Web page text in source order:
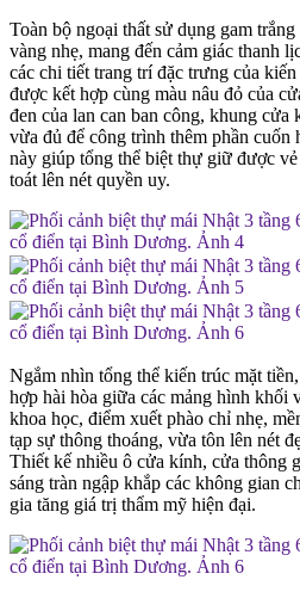
Toàn bộ ngoại thất sử dụng gam
vàng nhẹ, mang đến cảm giác thanh
các chi tiết trang trí đặc trưng của
được kết hợp cùng màu nâu đỏ của
đen của lan can ban công, khung cửa
vừa đủ để công trình thêm phần cuốn
này giúp tổng thể biệt thự giữ được
toát lên nét quyền uy.
Ngắm nhìn tổng thể kiến trúc mặt
hợp hài hòa giữa các mảng hình khối
khoa học, điểm xuết phào chỉ nhẹ,
tạp sự thông thoáng, vừa tôn lên nét
Thiết kế nhiều ô cửa kính, cửa thông
sáng tràn ngập khắp các không gian
gia tăng giá trị thẩm mỹ hiện đại.